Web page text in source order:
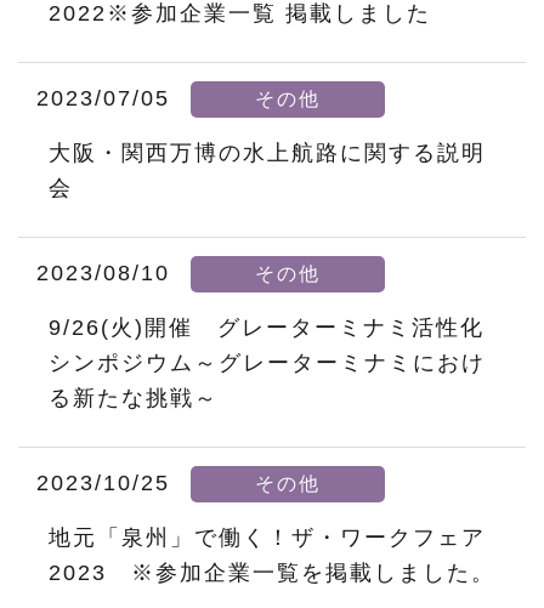
2022※参加企業一覧 掲載しました
2023/07/05 その他
大阪・関西万博の水上航路に関する説明
会
2023/08/10 その他
9/26(火)開催 グレーターミナミ活性化
シンポジウム～グレーターミナミにおけ
る新たな挑戦～
2023/10/25 その他
地元「泉州」で働く！ザ・ワークフェア
2023 ※参加企業一覧を掲載しました。